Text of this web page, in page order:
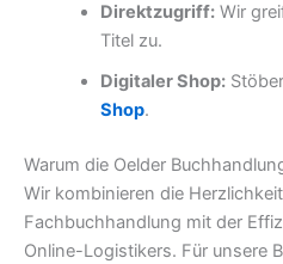
Direktzugriff:Wir
Titel zu.
Digitaler Shop:
Shop.
Warum die Oelder
Wir kombinieren die
Fachbuchhandlung mit der
Online-Logistikers. Für unsere